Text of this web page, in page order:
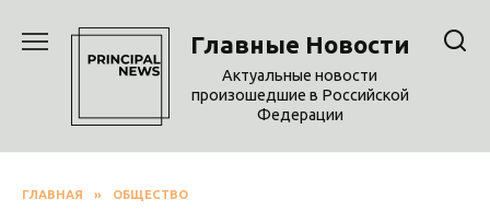
содержанию
Главные Новости
Актуальные новости
произошедшие в Российской
Федерации
ГЛАВНАЯ » ОБЩЕСТВО